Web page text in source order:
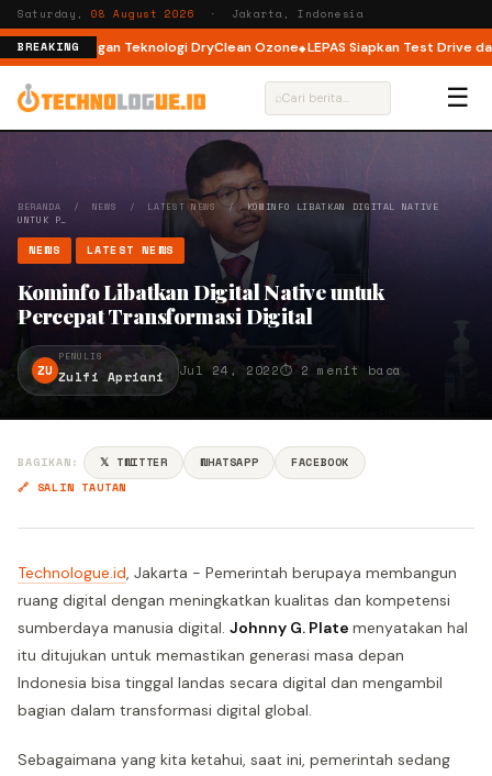
Saturday,08 August 2026 · Jakarta, Indonesia
BREAKING
Load dengan Teknologi DryClean Ozone LEPAS Siapkan Test Drive dan
⌕ ☰
BERANDA / NEWS / LATEST NEWS /KOMINFO LIBATKAN DIGITAL NATIVE
UNTUK P…
NEWS LATEST NEWS
Kominfo Libatkan Digital Native untuk
Percepat Transformasi Digital
ZU
PENULIS
Zulfi Apriani Jul 24, 2022⏱ 2 menit baca
BAGIKAN: 𝕏 TWITTER WHATSAPP
FACEBOOK
🔗 SALIN TAUTAN
Technologue.id, Jakarta - Pemerintah berupaya membangun
ruang digital dengan meningkatkan kualitas dan kompetensi
sumberdaya manusia digital. Johnny G. Plate menyatakan hal
itu ditujukan untuk memastikan generasi masa depan
Indonesia bisa tinggal landas secara digital dan mengambil
bagian dalam transformasi digital global.
Sebagaimana yang kita ketahui, saat ini, pemerintah sedang